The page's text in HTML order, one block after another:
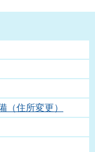
（住所変更）